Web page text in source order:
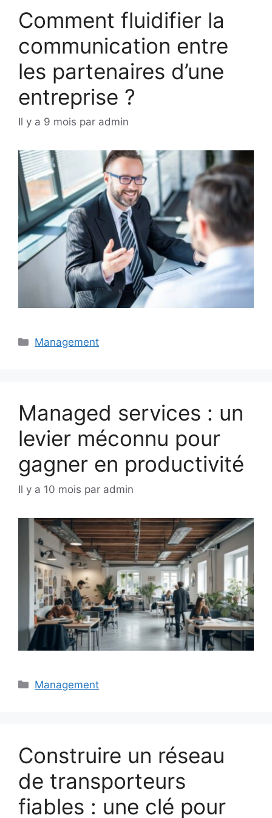
Comment fluidifier la
communication entre
les partenaires d’une
entreprise ?
Il y a 9 mois par admin
Catégories
Management
Managed services : un
levier méconnu pour
gagner en productivité
Il y a 10 mois par admin
Catégories
Management
Construire un réseau
de transporteurs
fiables : une clé pour